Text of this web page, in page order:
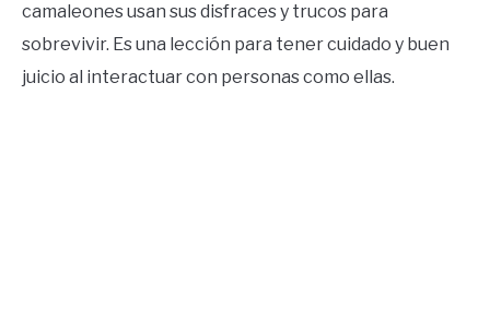
camaleones usan sus disfraces y trucos para
sobrevivir. Es una lección para tener cuidado y buen
juicio al interactuar con personas como ellas.